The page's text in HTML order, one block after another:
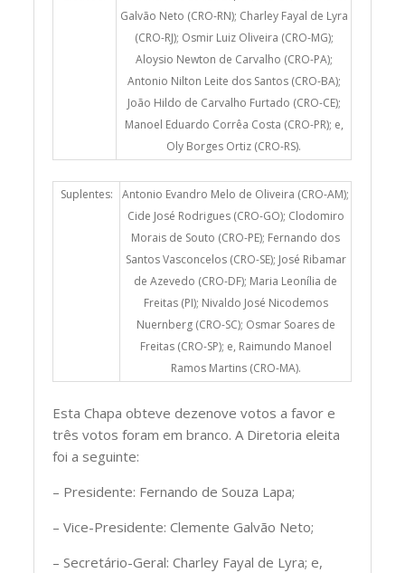
Galvão Neto (CRO-RN); Charley Fayal de Lyra
(CRO-RJ); Osmir Luiz Oliveira (CRO-MG);
Aloysio Newton de Carvalho (CRO-PA);
Antonio Nilton Leite dos Santos (CRO-BA);
João Hildo de Carvalho Furtado (CRO-CE);
Manoel Eduardo Corrêa Costa (CRO-PR); e,
Oly Borges Ortiz (CRO-RS).
Suplentes:
Antonio Evandro Melo de Oliveira (CRO-AM);
Cide José Rodrigues (CRO-GO); Clodomiro
Morais de Souto (CRO-PE); Fernando dos
Santos Vasconcelos (CRO-SE); José Ribamar
de Azevedo (CRO-DF); Maria Leonília de
Freitas (PI); Nivaldo José Nicodemos
Nuernberg (CRO-SC); Osmar Soares de
Freitas (CRO-SP); e, Raimundo Manoel
Ramos Martins (CRO-MA).
Esta Chapa obteve dezenove votos a favor e
três votos foram em branco. A Diretoria eleita
foi a seguinte:
– Presidente: Fernando de Souza Lapa;
– Vice-Presidente: Clemente Galvão Neto;
– Secretário-Geral: Charley Fayal de Lyra; e,